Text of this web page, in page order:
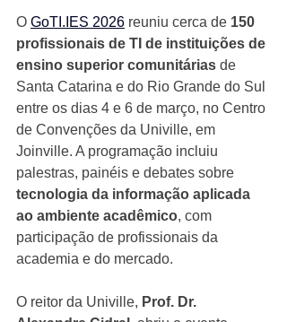
O GoTI.IES 2026 reuniu cerca de 150
profissionais de TI de instituições de
ensino superior comunitárias de
Santa Catarina e do Rio Grande do Sul
entre os dias 4 e 6 de março, no Centro
de Convenções da Univille, em
Joinville. A programação incluiu
palestras, painéis e debates sobre
tecnologia da informação aplicada
ao ambiente acadêmico, com
participação de profissionais da
academia e do mercado.
O reitor da Univille, Prof. Dr.